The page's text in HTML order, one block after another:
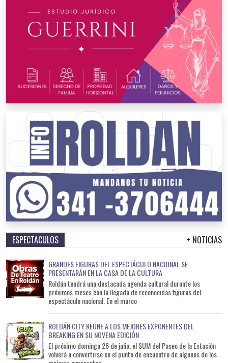
ESPECTACULOS + NOTICIAS
GRANDES FIGURAS DEL ESPECTÁCULO NACIONAL SE
PRESENTARÁN EN LA CASA DE LA CULTURA
Roldán tendrá una destacada agenda cultural durante los
próximos meses con la llegada de reconocidas figuras del
espectáculo nacional. En el marco
ROLDÁN CITY REÚNE A LOS MEJORES EXPONENTES DEL
BREAKING EN SU NOVENA EDICIÓN
El próximo domingo 26 de julio, el SUM del Paseo de la Estación
volverá a convertirse en el punto de encuentro de algunos de los